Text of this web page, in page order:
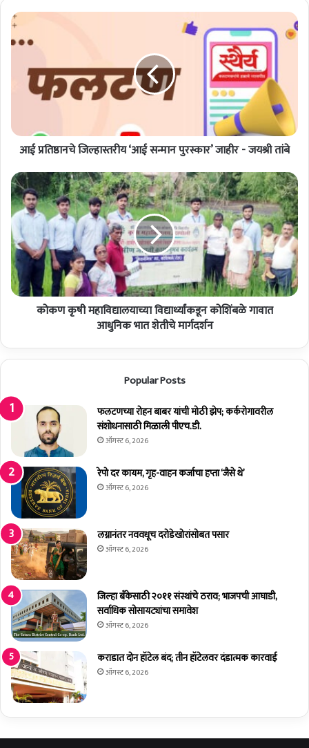
आ
ई
प्र
ल्हा
य
‘
आ
ई
स
न्मा
न
पु
र
जा
-
ज
य
तां
बे
आई प्रतिष्ठानचे जिल्हास्तरीय ‘आई सन्मान पुरस्कार’ जाहीर - जयश्री तांबे
को
क
ण
कृ
षी
म
हा
वि
द्या
वि
क
डू
न
शिं
ब
ळे
वा
त
आ
धु
नि
क
भा
त
शे
ती
चे
मा
र्ग
द
र्श
कोकण कृषी महाविद्यालयाच्या विद्यार्थ्यांकडून कोशिंबळे गावात
आधुनिक भात शेतीचे मार्गदर्शन
Popular Posts
फलटणच्या रोहन बाबर यांची मोठी झेप; कर्करोगावरील
संशोधनासाठी मिळाली पीएच.डी.
ऑगस्ट 6, 2026
रेपो दर कायम, गृह-वाहन कर्जाचा हप्ता ‘जैसे थे’
ऑगस्ट 6, 2026
लग्नानंतर नववधूच दरोडेखोरांसोबत पसार
ऑगस्ट 6, 2026
जिल्हा बँकेसाठी २०११ संस्थांचे ठराव; भाजपची आघाडी,
सर्वाधिक सोसायट्यांचा समावेश
ऑगस्ट 6, 2026
कराडात दोन हॉटेल बंद; तीन हॉटेलवर दंडात्मक कारवाई
ऑगस्ट 6, 2026